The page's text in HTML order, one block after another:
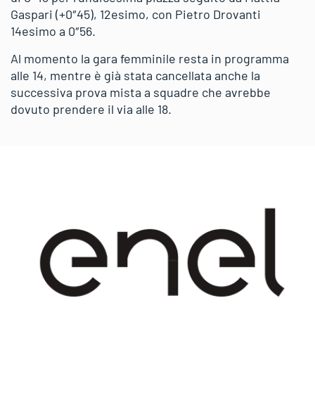
Gaspari (+0″45), 12esimo, con Pietro Drovanti
14esimo a 0″56.
Al momento la gara femminile resta in programma
alle 14, mentre è già stata cancellata anche la
successiva prova mista a squadre che avrebbe
dovuto prendere il via alle 18.